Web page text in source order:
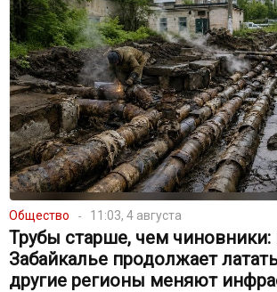
Общество 11:03, 4 августа
Трубы старше, чем чиновники:
Забайкалье продолжает
другие регионы меняют